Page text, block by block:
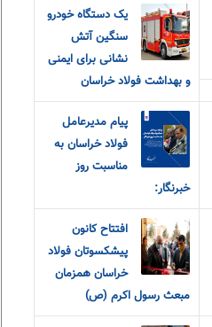
یک دستگاه خودرو
سنگین آتش
نشانی برای ایمنی
و بهداشت فولاد خراسان
پیام مدیرعامل
فولاد خراسان به
مناسبت روز
خبرنگار:
افتتاح کانون
پیشکسوتان فولاد
خراسان همزمان
مبعث رسول اکرم (ص)